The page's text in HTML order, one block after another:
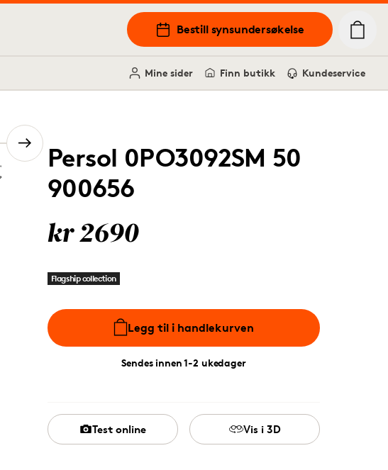
Bestill synsundersøkelse
Mine sider Finn butikk Kundeservice
Persol 0PO3092SM 50
900656
kr 2690
Flagship collection
Legg til i handlekurven
Sendes innen 1-2 ukedager
Test online Vis i 3D